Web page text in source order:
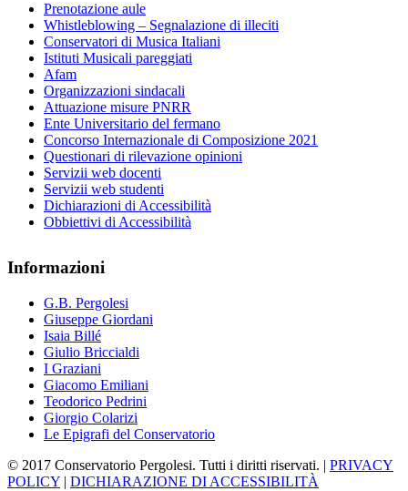
Prenotazione aule
Whistleblowing – Segnalazione di illeciti
Conservatori di Musica Italiani
Istituti Musicali pareggiati
Afam
Organizzazioni sindacali
Attuazione misure PNRR
Ente Universitario del fermano
Concorso Internazionale di Composizione 2021
Questionari di rilevazione opinioni
Servizii web docenti
Servizii web studenti
Dichiarazioni di Accessibilità
Obbiettivi di Accessibilità
Informazioni
G.B. Pergolesi
Giuseppe Giordani
Isaia Billé
Giulio Briccialdi
I Graziani
Giacomo Emiliani
Teodorico Pedrini
Giorgio Colarizi
Le Epigrafi del Conservatorio
© 2017 Conservatorio Pergolesi. Tutti i diritti riservati. | PRIVACY
POLICY | DICHIARAZIONE DI ACCESSIBILITÀ